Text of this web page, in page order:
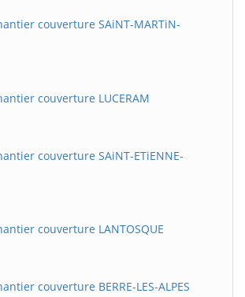
couverture SAiNT-MARTiN-
couverture LUCERAM
couverture SAiNT-ETiENNE-
couverture LANTOSQUE
couverture BERRE-LES-ALPES